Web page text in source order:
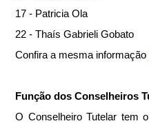
17 - Patricia Ola
22 - Thaís Gabrieli Gobato
Confira a mesma informação
Função dos Conselheiros
O Conselheiro Tutelar tem